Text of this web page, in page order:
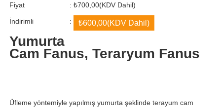
Fiyat : ₺700,00(KDV Dahil)
İndirimli : ₺600,00(KDV Dahil)
Yumurta
Cam Fanus, Teraryum Fanus
Üfleme yöntemiyle yapılmış yumurta şeklinde terayum cam